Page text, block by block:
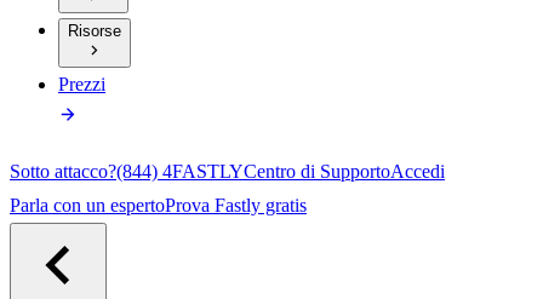
Risorse
Prezzi
Sotto attacco?(844) 4FASTLYCentro di SupportoAccedi
Parla con un espertoProva Fastly gratis